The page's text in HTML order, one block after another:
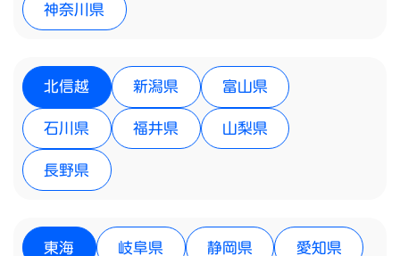
神奈川県
北信越 新潟県 富山県
石川県 福井県 山梨県
長野県
東海 岐阜県 静岡県 愛知県